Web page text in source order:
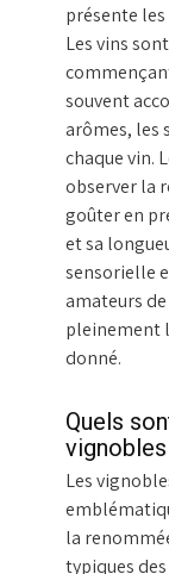
présente
Les vins
souvent
arômes, les
chaque vin.
observer la
goûter en
et sa
sensorielle
amateurs
pleinement
donné.
Quels
Les
la
typiques